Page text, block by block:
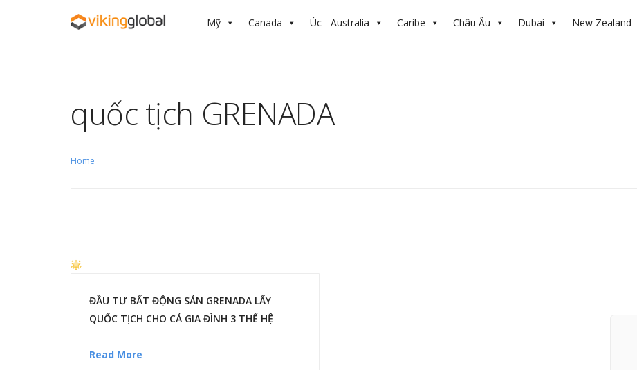
Mỹ Canada Úc - Australia Caribe Châu Âu Dubai New Zealand
quốc tịch GRENADA
Home
ĐẦU TƯ BẤT ĐỘNG SẢN GRENADA LẤY
QUỐC TỊCH CHO CẢ GIA ĐÌNH 3 THẾ HỆ
Read More